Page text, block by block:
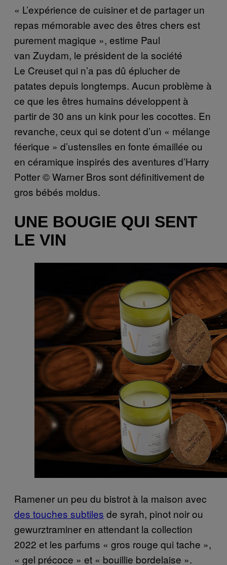
« L’expérience de cuisiner et de partager un
repas mémorable avec des êtres chers est
purement magique », estime Paul
van Zuydam, le président de la société
Le Creuset qui n’a pas dû éplucher de
patates depuis longtemps. Aucun problème à
ce que les êtres humains développent à
partir de 30 ans un kink pour les cocottes. En
revanche, ceux qui se dotent d’un « mélange
féerique » d’ustensiles en fonte émaillée ou
en céramique inspirés des aventures d’Harry
Potter © Warner Bros sont définitivement de
gros bébés moldus.
UNE BOUGIE QUI SENT
LE VIN
Ramener un peu du bistrot à la maison avec
des touches subtiles de syrah, pinot noir ou
gewurztraminer en attendant la collection
2022 et les parfums « gros rouge qui tache »,
« gel précoce » et « bouillie bordelaise ».